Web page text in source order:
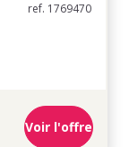
ref. 1769470
Voir l'offre